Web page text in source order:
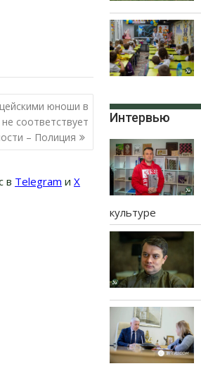
юноши в
соответствует
– Полиция
в Telegram и Х
Интервью
культуре